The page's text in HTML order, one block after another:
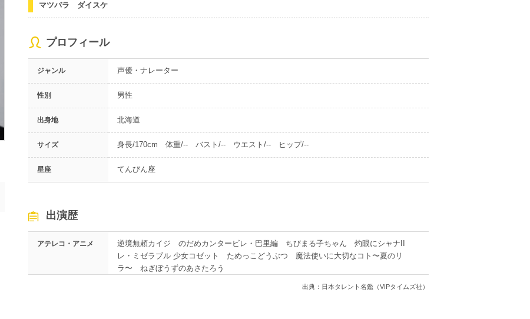
マツバラ ダイスケ
プロフィール
ジャンル 声優・ナレーター
性別 男性
出身地 北海道
サイズ 身長/170cm 体重/-- バスト/-- ウエスト/-- ヒップ/--
星座 てんびん座
出演歴
アテレコ・アニメ
逆境無頼カイジ のだめカンタービレ・巴里編 ちびまる子ちゃん 灼眼にシャナII
レ・ミゼラブル 少女コゼット ためっこどうぶつ 魔法使いに大切なコト〜夏のリ
ラ〜 ねぎぼうずのあさたろう
出典：日本タレント名鑑（VIPタイムズ社）